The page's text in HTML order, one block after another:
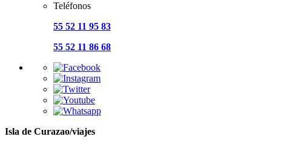
Teléfonos
55 52 11 95 83
55 52 11 86 68
Isla de Curazao/viajes